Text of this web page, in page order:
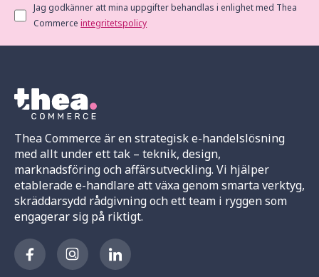
Jag godkänner att mina uppgifter behandlas i enlighet med Thea
Commerceintegritetspolicy
Thea Commerce är en strategisk e-handelslösning
med allt under ett tak – teknik, design,
marknadsföring och affärsutveckling. Vi hjälper
etablerade e-handlare att växa genom smarta verktyg,
skräddarsydd rådgivning och ett team i ryggen som
engagerar sig på riktigt.